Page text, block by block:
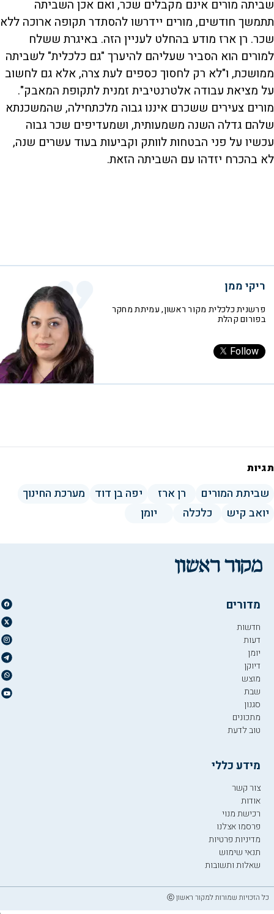
שביתה מורים אינם מקבלים שכר, ואם אכן השביתה
תתמשך חודשים, מורים יידרשו להסתדר תקופה ארוכה ללא
שכר. רן ארז מודע בהחלט לעניין הזה. באיגרת ששלח
למורים הוא הסביר שעליהם להיערך "גם כלכלית" לשביתה
ממושכת, ו"לא רק לחסוך כספים לעת צרה, אלא גם לחשוב
על מציאת עבודה אלטרנטיבית זמנית לתקופת המאבק".
מורים צעירים ששכרם איננו גבוה מלכתחילה, שהמשכנתא
שלהם גדלה השנה משמעותית, ושמעדיפים שכר גבוה
עכשיו על פני הבטחות לוותק וקביעות בעוד עשרים שנה,
לא בהכרח יזדהו עם השביתה הזאת.
ריקי ממן
פרשנית כלכלית מקור ראשון, עמיתת מחקר
בפורום קהלת
Follow
תגיות
שביתת המורים רן ארז יפה בן דוד
מערכת החינוך
יואב קיש
כלכלה יומן
מדורים
חדשות
דעות
יומן
דיוקן
מוצש
שבת
סגנון
מתכונים
טוב לדעת
מידע כללי
צור קשר
אודות
רכישת מנוי
פרסמו אצלנו
מדיניות פרטיות
תנאי שימוש
שאלות ותשובות
כל הזכויות שמורות למקור ראשון ⓒ